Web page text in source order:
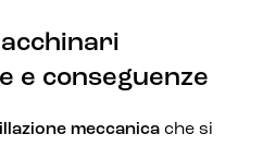
e conseguenze
meccanica che si